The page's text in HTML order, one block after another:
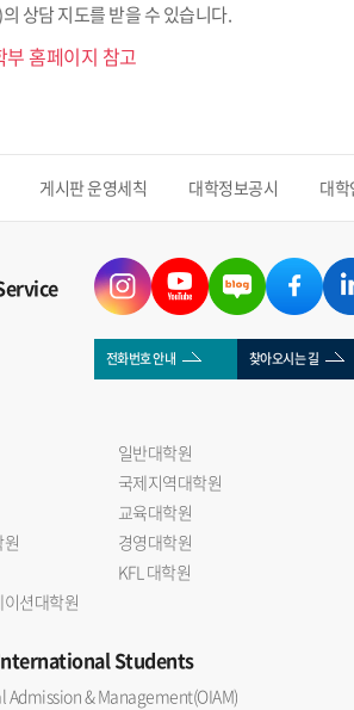
상담 지도를 받을 수 있습니다.
홈페이지 참고
게시판 운영세칙 대학정보공시 대
전화번호 안내 찾아오시는 길
일반대학원
국제지역대학원
교육대학원
경영대학원
KFL 대학원
션대학원
Students
Admission & Management(OIAM)